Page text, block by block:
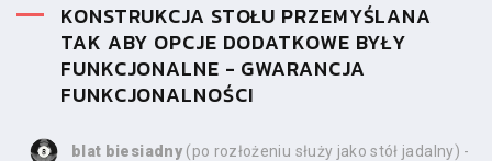
KONSTRUKCJA STOŁU PRZEMYŚLANA
TAK ABY OPCJE DODATKOWE BYŁY
FUNKCJONALNE - GWARANCJA
FUNKCJONALNOŚCI
blat biesiadny(po rozłożeniu służy jako stół jadalny) -